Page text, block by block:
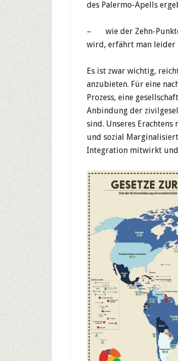
des Palermo-Apells
– wie der Zehn-
wird, erfährt man leider
Es ist zwar wichtig,
anzubieten. Für eine
Prozess, eine
Anbindung der
sind. Unseres
und sozial
Integration mitwirkt